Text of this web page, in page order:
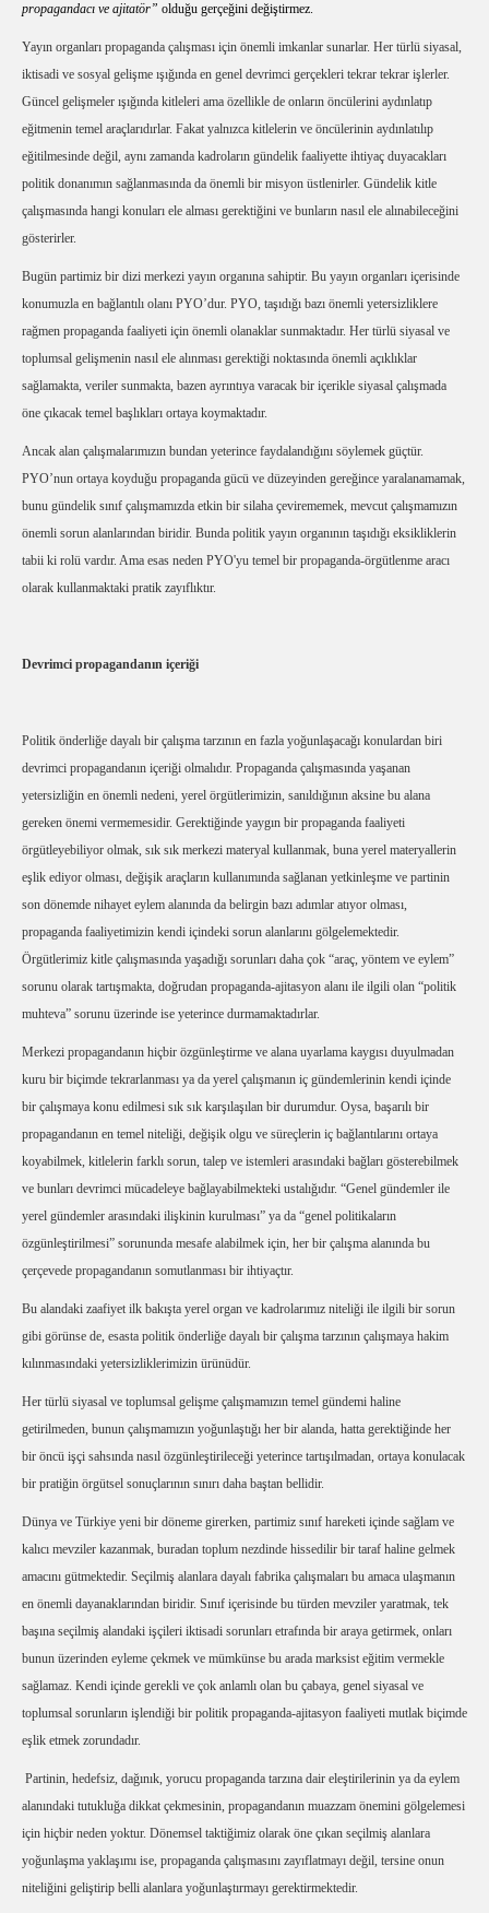
propagandacı ve ajitatör” olduğu gerçeğini değiştirmez.
Yayın organları propaganda çalışması için önemli imkanlar sunarlar. Her türlü siyasal,
iktisadi ve sosyal gelişme ışığında en genel devrimci gerçekleri tekrar tekrar işlerler.
Güncel gelişmeler ışığında kitleleri ama özellikle de onların öncülerini aydınlatıp
eğitmenin temel araçlarıdırlar. Fakat yalnızca kitlelerin ve öncülerinin aydınlatılıp
eğitilmesinde değil, aynı zamanda kadroların gündelik faaliyette ihtiyaç duyacakları
politik donanımın sağlanmasında da önemli bir misyon üstlenirler. Gündelik kitle
çalışmasında hangi konuları ele alması gerektiğini ve bunların nasıl ele alınabileceğini
gösterirler.
Bugün partimiz bir dizi merkezi yayın organına sahiptir. Bu yayın organları içerisinde
konumuzla en bağlantılı olanı PYO’dur. PYO, taşıdığı bazı önemli yetersizliklere
rağmen propaganda faaliyeti için önemli olanaklar sunmaktadır. Her türlü siyasal ve
toplumsal gelişmenin nasıl ele alınması gerektiği noktasında önemli açıklıklar
sağlamakta, veriler sunmakta, bazen ayrıntıya varacak bir içerikle siyasal çalışmada
öne çıkacak temel başlıkları ortaya koymaktadır.
Ancak alan çalışmalarımızın bundan yeterince faydalandığını söylemek güçtür.
PYO’nun ortaya koyduğu propaganda gücü ve düzeyinden gereğince yaralanamamak,
bunu gündelik sınıf çalışmamızda etkin bir silaha çevirememek, mevcut çalışmamızın
önemli sorun alanlarından biridir. Bunda politik yayın organının taşıdığı eksikliklerin
tabii ki rolü vardır. Ama esas neden PYO'yu temel bir propaganda-örgütlenme aracı
olarak kullanmaktaki pratik zayıflıktır.
Devrimci propagandanın içeriği
Politik önderliğe dayalı bir çalışma tarzının en fazla yoğunlaşacağı konulardan biri
devrimci propagandanın içeriği olmalıdır. Propaganda çalışmasında yaşanan
yetersizliğin en önemli nedeni, yerel örgütlerimizin, sanıldığının aksine bu alana
gereken önemi vermemesidir. Gerektiğinde yaygın bir propaganda faaliyeti
örgütleyebiliyor olmak, sık sık merkezi materyal kullanmak, buna yerel materyallerin
eşlik ediyor olması, değişik araçların kullanımında sağlanan yetkinleşme ve partinin
son dönemde nihayet eylem alanında da belirgin bazı adımlar atıyor olması,
propaganda faaliyetimizin kendi içindeki sorun alanlarını gölgelemektedir.
Örgütlerimiz kitle çalışmasında yaşadığı sorunları daha çok “araç, yöntem ve eylem”
sorunu olarak tartışmakta, doğrudan propaganda-ajitasyon alanı ile ilgili olan “politik
muhteva” sorunu üzerinde ise yeterince durmamaktadırlar.
Merkezi propagandanın hiçbir özgünleştirme ve alana uyarlama kaygısı duyulmadan
kuru bir biçimde tekrarlanması ya da yerel çalışmanın iç gündemlerinin kendi içinde
bir çalışmaya konu edilmesi sık sık karşılaşılan bir durumdur. Oysa, başarılı bir
propagandanın en temel niteliği, değişik olgu ve süreçlerin iç bağlantılarını ortaya
koyabilmek, kitlelerin farklı sorun, talep ve istemleri arasındaki bağları gösterebilmek
ve bunları devrimci mücadeleye bağlayabilmekteki ustalığıdır. “Genel gündemler ile
yerel gündemler arasındaki ilişkinin kurulması” ya da “genel politikaların
özgünleştirilmesi” sorununda mesafe alabilmek için, her bir çalışma alanında bu
çerçevede propagandanın somutlanması bir ihtiyaçtır.
Bu alandaki zaafiyet ilk bakışta yerel organ ve kadrolarımız niteliği ile ilgili bir sorun
gibi görünse de, esasta politik önderliğe dayalı bir çalışma tarzının çalışmaya hakim
kılınmasındaki yetersizliklerimizin ürünüdür.
Her türlü siyasal ve toplumsal gelişme çalışmamızın temel gündemi haline
getirilmeden, bunun çalışmamızın yoğunlaştığı her bir alanda, hatta gerektiğinde her
bir öncü işçi sahsında nasıl özgünleştirileceği yeterince tartışılmadan, ortaya konulacak
bir pratiğin örgütsel sonuçlarının sınırı daha baştan bellidir.
Dünya ve Türkiye yeni bir döneme girerken, partimiz sınıf hareketi içinde sağlam ve
kalıcı mevziler kazanmak, buradan toplum nezdinde hissedilir bir taraf haline gelmek
amacını gütmektedir. Seçilmiş alanlara dayalı fabrika çalışmaları bu amaca ulaşmanın
en önemli dayanaklarından biridir. Sınıf içerisinde bu türden mevziler yaratmak, tek
başına seçilmiş alandaki işçileri iktisadi sorunları etrafında bir araya getirmek, onları
bunun üzerinden eyleme çekmek ve mümkünse bu arada marksist eğitim vermekle
sağlamaz. Kendi içinde gerekli ve çok anlamlı olan bu çabaya, genel siyasal ve
toplumsal sorunların işlendiği bir politik propaganda-ajitasyon faaliyeti mutlak biçimde
eşlik etmek zorundadır.
Partinin, hedefsiz, dağınık, yorucu propaganda tarzına dair eleştirilerinin ya da eylem
alanındaki tutukluğa dikkat çekmesinin, propagandanın muazzam önemini gölgelemesi
için hiçbir neden yoktur. Dönemsel taktiğimiz olarak öne çıkan seçilmiş alanlara
yoğunlaşma yaklaşımı ise, propaganda çalışmasını zayıflatmayı değil, tersine onun
niteliğini geliştirip belli alanlara yoğunlaştırmayı gerektirmektedir.